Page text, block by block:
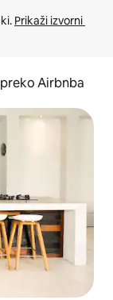
Prikaži izvorni
Airbnba